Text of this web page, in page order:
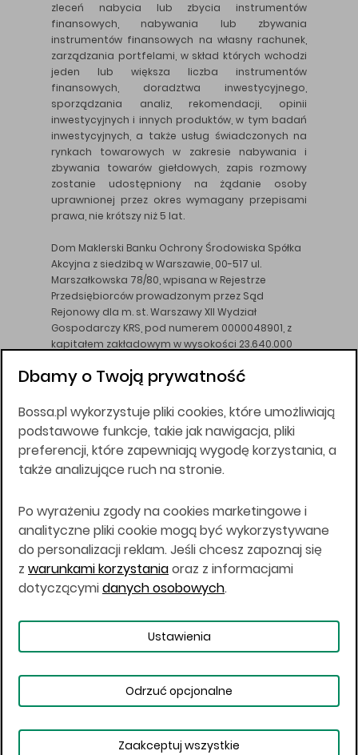
zleceń nabycia lub zbycia instrumentów
finansowych, nabywania lub zbywania
instrumentów finansowych na własny rachunek,
zarządzania portfelami, w skład których wchodzi
jeden lub większa liczba instrumentów
finansowych, doradztwa inwestycyjnego,
sporządzania analiz, rekomendacji, opinii
inwestycyjnych i innych produktów, w tym badań
inwestycyjnych, a także usług świadczonych na
rynkach towarowych w zakresie nabywania i
zbywania towarów giełdowych, zapis rozmowy
zostanie udostępniony na żądanie osoby
uprawnionej przez okres wymagany przepisami
prawa, nie krótszy niż 5 lat.
Dom Maklerski Banku Ochrony Środowiska Spółka
Akcyjna z siedzibą w Warszawie, 00-517 ul.
Marszałkowska 78/80, wpisana w Rejestrze
Przedsiębiorców prowadzonym przez Sąd
Rejonowy dla m. st. Warszawy XII Wydział
Gospodarczy KRS, pod numerem 0000048901, z
kapitałem zakładowym w wysokości 23.640.000
DM BOŚ działa na podstawie zezwolenia KNF z dnia
Wszelkie informacje na niniejszej stronie w tym
informacje o produktach inwestycyjnych nie są
kierowane do osób mających miejsce
zamieszkania lub pobytu w Stanach
Japonii, ani w dowolnej innej jurysdykcji, w której
taki materiał byłby sprzeczny z prawem lub w
których zgodne z prawem nabycie produktów
inwestycyjnych nie jest możliwe lub w której nie
jest możliwe złożenie oferty. Prawa obowiązujące
w danej jurysdykcji określają, czy jest możliwe
nabycie poszczególnych produktów
Copyright © 2026 BOŚ | BOSSA.PL
Warunki korzystania
Dane osobowe
Dbamy o Twoją prywatność
Bossa.pl wykorzystuje pliki cookies, które umożliwiają
podstawowe funkcje, takie jak nawigacja, pliki
preferencji, które zapewniają wygodę korzystania, a
także analizujące ruch na stronie.
Po wyrażeniu zgody na cookies marketingowe i
analityczne pliki cookie mogą być wykorzystywane
do personalizacji reklam. Jeśli chcesz zapoznaj się
z warunkami korzystaniaoraz z informacjami
dotyczącymidanych osobowych.
Ustawienia
Odrzuć opcjonalne
Zaakceptuj wszystkie